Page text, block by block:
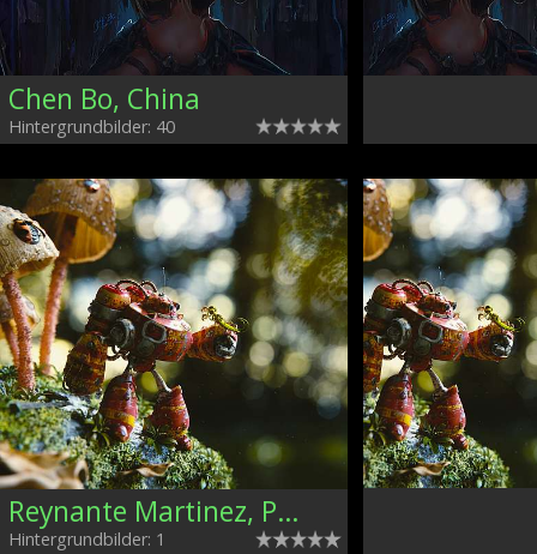
Chen Bo, China
Hintergrundbilder: 40
Reynante Martinez, Philippines
Hintergrundbilder: 1